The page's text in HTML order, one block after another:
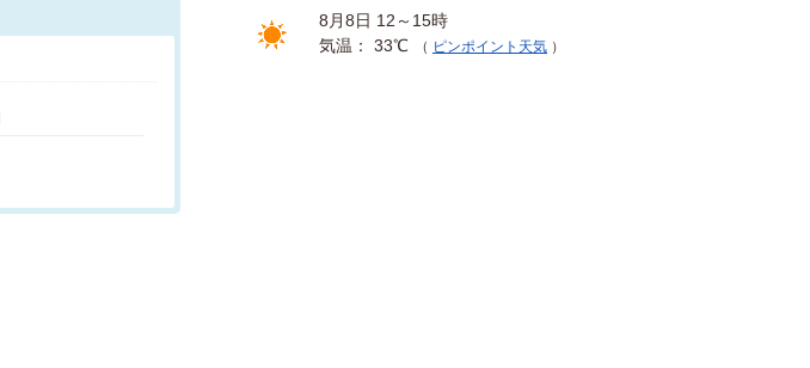
8月8日 12～15時
気温： 33℃
（ ピンポイント天気 ）